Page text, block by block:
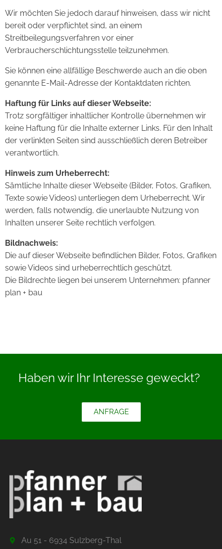
Wir möchten Sie jedoch darauf hinweisen, dass wir nicht
bereit oder verpflichtet sind, an einem
Streitbeilegungsverfahren vor einer
Verbraucherschlichtungsstelle teilzunehmen.
Sie können eine allfällige Beschwerde auch an die oben
genannte E-Mail-Adresse der Kontaktdaten richten.
Haftung für Links auf dieser Webseite:
Trotz sorgfältiger inhaltlicher Kontrolle übernehmen wir
keine Haftung für die Inhalte externer Links. Für den Inhalt
der verlinkten Seiten sind ausschließlich deren Betreiber
verantwortlich.
Hinweis zum Urheberrecht:
Sämtliche Inhalte dieser Webseite (Bilder, Fotos, Grafiken,
Texte sowie Videos) unterliegen dem Urheberrecht. Wir
werden, falls notwendig, die unerlaubte Nutzung von
Inhalten unserer Seite rechtlich verfolgen.
Bildnachweis:
Die auf dieser Webseite befindlichen Bilder, Fotos, Grafiken
sowie Videos sind urheberrechtlich geschützt.
Die Bildrechte liegen bei unserem Unternehmen: pfanner
plan + bau
Haben wir Ihr Interesse geweckt?
ANFRAGE
Au 51 - 6934 Sulzberg-Thal